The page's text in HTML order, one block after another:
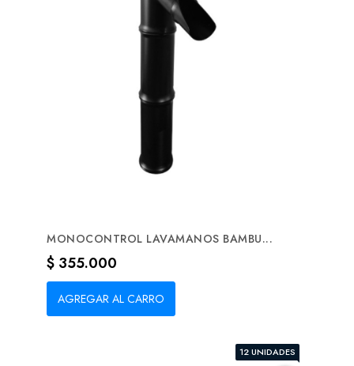
MONOCONTROL LAVAMANOS BAMBU...
Precio
$ 355.000
AGREGAR AL CARRO
12 UNIDADES